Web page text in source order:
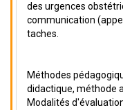
des urgences
communication
taches.
Méthodes
didactique, méthode
Modalités